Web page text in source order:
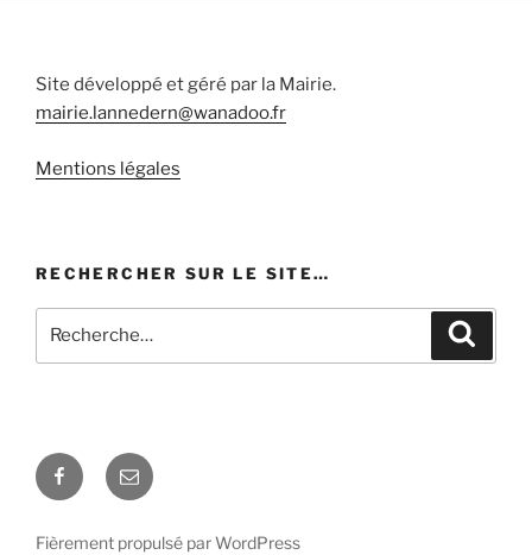
Site développé et géré par la Mairie.
mairie.lannedern@wanadoo.fr
Mentions légales
RECHERCHER SUR LE SITE…
pour
Facebook
E-
mail
Fièrement propulsé par WordPress